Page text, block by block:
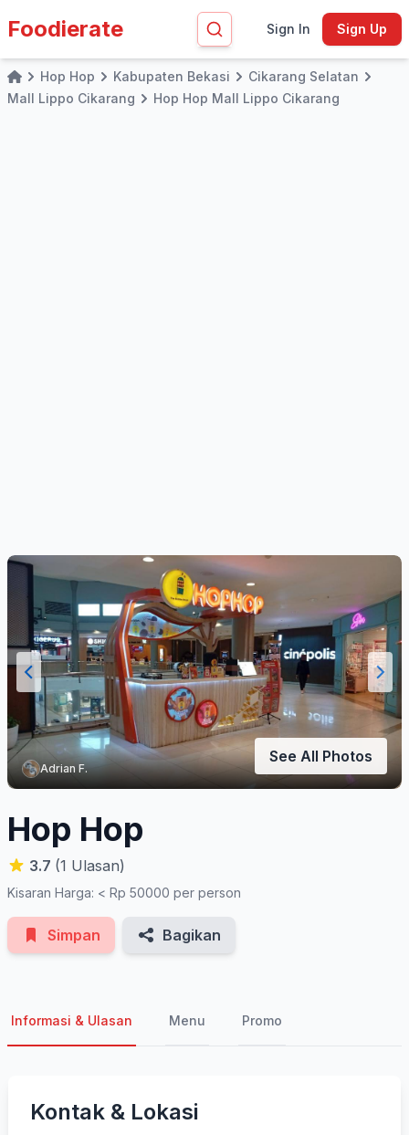
Foodierate Sign In Sign Up
HomeHop Hop Kabupaten Bekasi
Cikarang Selatan
Mall Lippo Cikarang
Hop Hop Mall Lippo Cikarang
Adrian F.
See All Photos
Hop Hop
3.7 (1 Ulasan)
Kisaran Harga: < Rp 50000 per person
Simpan Bagikan
Informasi & Ulasan Menu Promo
Kontak & Lokasi